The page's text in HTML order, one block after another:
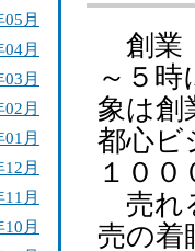
05月
04月
03月
02月
01月
12月
11月
10月
創業
～５
象は創
都心ビ
１００
売れ
売の着